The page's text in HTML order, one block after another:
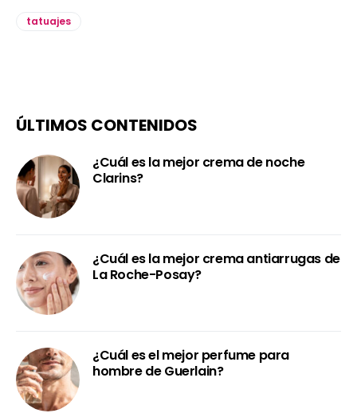
tatuajes
ÚLTIMOS CONTENIDOS
¿Cuál es la mejor crema de noche
Clarins?
¿Cuál es la mejor crema antiarrugas de
La Roche-Posay?
¿Cuál es el mejor perfume para
hombre de Guerlain?